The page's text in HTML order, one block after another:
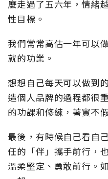
麼走過了五六年，情緒
性目標。
我們常常高估一年可以
就的功業。
想想自己每天可以做到
造個人品牌的過程都很
的功課和修練，著實不
最後，有時候自己看自
任的「伴」攜手前行，
溫柔堅定、勇敢前行。